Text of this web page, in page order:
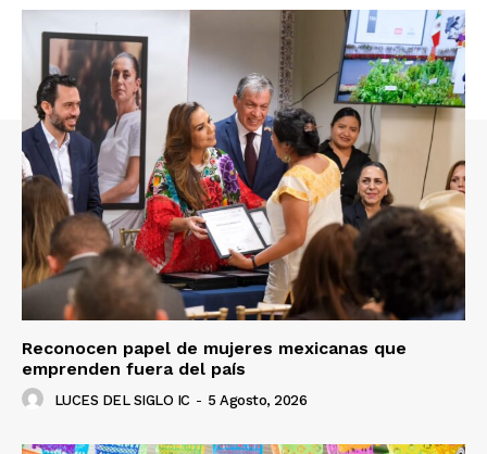
Reconocen papel de mujeres mexicanas que
emprenden fuera del país
LUCES DEL SIGLO IC - 5 Agosto, 2026